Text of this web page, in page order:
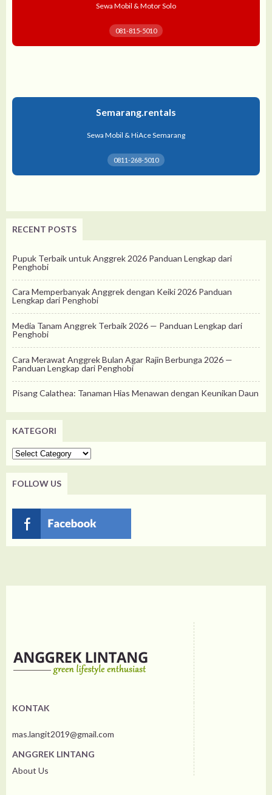
Sewa Mobil & Motor Solo
081-815-5010
Semarang.rentals
Sewa Mobil & HiAce Semarang
0811-268-5010
RECENT POSTS
Pupuk Terbaik untuk Anggrek 2026 Panduan Lengkap dari
Penghobi
Cara Memperbanyak Anggrek dengan Keiki 2026 Panduan
Lengkap dari Penghobi
Media Tanam Anggrek Terbaik 2026 — Panduan Lengkap dari
Penghobi
Cara Merawat Anggrek Bulan Agar Rajin Berbunga 2026 —
Panduan Lengkap dari Penghobi
Pisang Calathea: Tanaman Hias Menawan dengan Keunikan Daun
KATEGORI
Kategori
FOLLOW US
KONTAK
mas.langit2019@gmail.com
ANGGREK LINTANG
About Us